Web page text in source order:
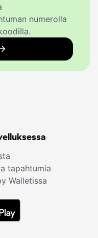
numerolla
tapahtumia
Walletissa